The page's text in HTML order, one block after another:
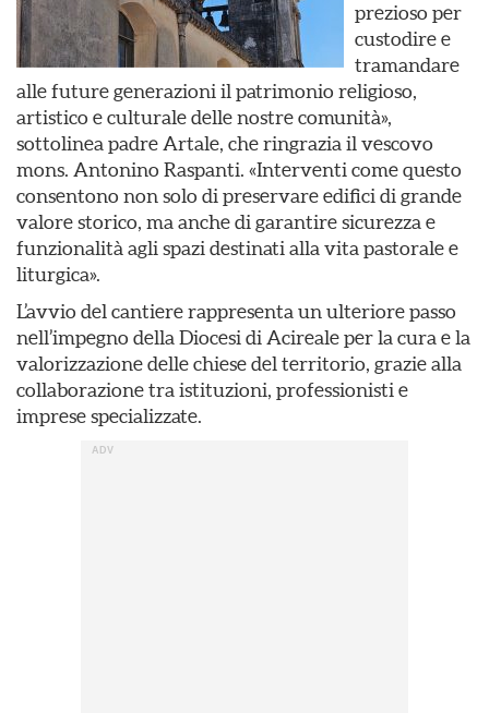
prezioso per
custodire e
tramandare
alle future generazioni il patrimonio religioso,
artistico e culturale delle nostre comunità»,
sottolinea padre Artale, che ringrazia il vescovo
mons. Antonino Raspanti. «Interventi come questo
consentono non solo di preservare edifici di grande
valore storico, ma anche di garantire sicurezza e
funzionalità agli spazi destinati alla vita pastorale e
liturgica».
L’avvio del cantiere rappresenta un ulteriore passo
nell’impegno della Diocesi di Acireale per la cura e la
valorizzazione delle chiese del territorio, grazie alla
collaborazione tra istituzioni, professionisti e
imprese specializzate.